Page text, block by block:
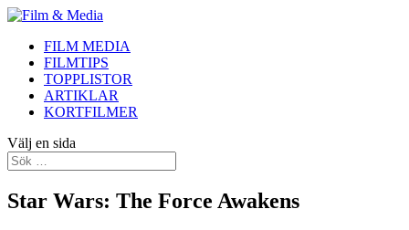
FILM MEDIA
FILMTIPS
TOPPLISTOR
ARTIKLAR
KORTFILMER
Välj en sida
Star Wars: The Force Awakens